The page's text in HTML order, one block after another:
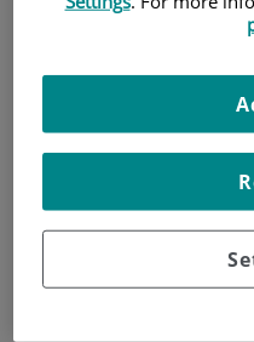
Dr. Juli
CARDIOLOGÍA
CARDIOLOGÍA
Jefe de
Teknon
Jefe de Cardiología de